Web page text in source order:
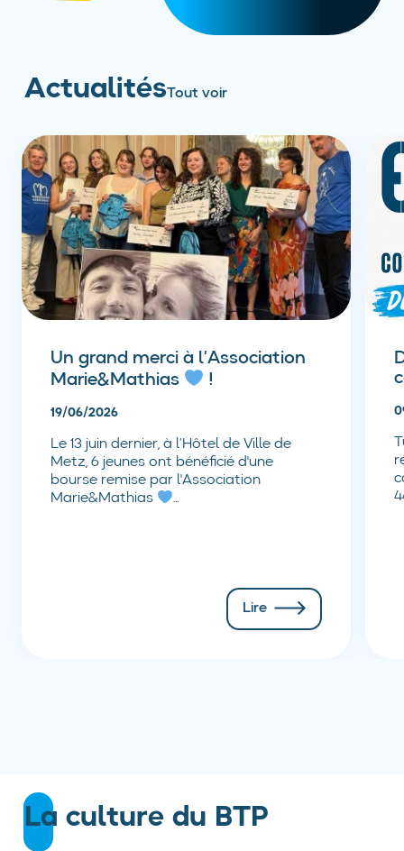
ActualitésTout voir
Un grand merci à l’Association
Marie&Mathias
!
19/06/2026
Le 13 juin dernier, à l’Hôtel de Ville de
Metz, 6 jeunes ont bénéficié d'une
bourse remise par l'Association
Marie&Mathias
...
Lire
La culture du BTP